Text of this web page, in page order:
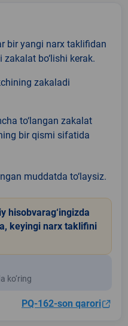
bir yangi narx taklifidan
bo‘lishi kerak.
zakaladi
to‘langan zakalat
bir qismi sifatida
muddatda to‘laysiz.
hisobvarag‘ingizda
keyingi narx taklifini
ko‘ring
PQ-162-son qarori